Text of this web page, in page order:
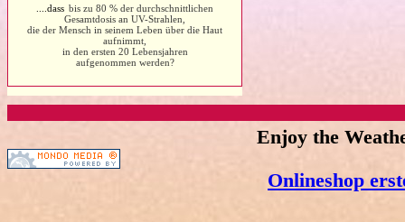
....dass bis zu 80 % der durchschnittlichen
Gesamtdosis an UV-Strahlen,
die der Mensch in seinem Leben über die Haut
aufnimmt,
in den ersten 20 Lebensjahren
aufgenommen werden?
Enjoy the
Onlineshop